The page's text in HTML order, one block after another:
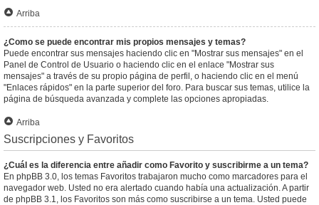
Arriba
¿Como se puede encontrar mis propios mensajes y temas?
Puede encontrar sus mensajes haciendo clic en "Mostrar sus mensajes" en el
Panel de Control de Usuario o haciendo clic en el enlace "Mostrar sus
mensajes" a través de su propio página de perfil, o haciendo clic en el menú
"Enlaces rápidos" en la parte superior del foro. Para buscar sus temas, utilice la
página de búsqueda avanzada y complete las opciones apropiadas.
Arriba
Suscripciones y Favoritos
¿Cuál es la diferencia entre añadir como Favorito y suscribirme a un tema?
En phpBB 3.0, los temas Favoritos trabajaron mucho como marcadores para el
navegador web. Usted no era alertado cuando había una actualización. A partir
de phpBB 3.1, los Favoritos son más como suscribirse a un tema. Usted puede